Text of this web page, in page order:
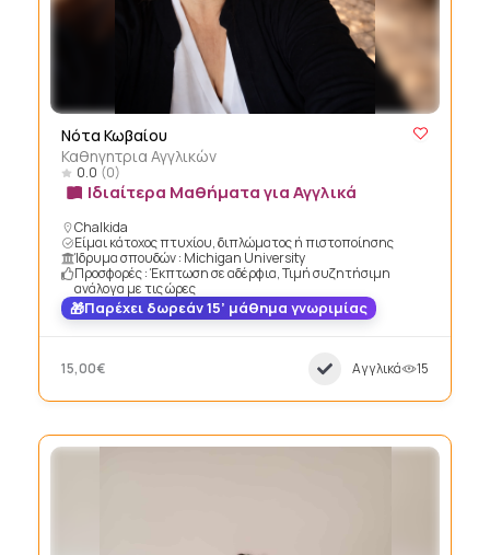
Νότα Κωβαίου
Καθηγητρια Αγγλικών
0.0 (0)
Ιδιαίτερα Μαθήματα για Αγγλικά
Chalkida
Είμαι κάτοχος πτυχίου, διπλώματος ή πιστοποίησης
Ίδρυμα σπουδών : Michigan University
Προσφορές : Έκπτωση σε αδέρφια, Τιμή συζητήσιμη
ανάλογα με τις ώρες
Παρέχει δωρεάν 15’ μάθημα γνωριμίας
15,00€ Αγγλικά 15